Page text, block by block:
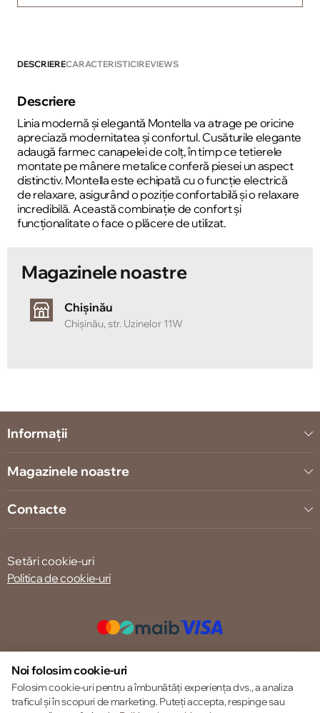
DESCRIERECARACTERISTICIREVIEWS
Descriere
Linia modernă și elegantă Montella va atrage pe oricine
apreciază modernitatea și confortul. Cusăturile elegante
adaugă farmec canapelei de colț, în timp ce tetierele
montate pe mânere metalice conferă piesei un aspect
distinctiv. Montella este echipată cu o funcție electrică
de relaxare, asigurând o poziție confortabilă și o relaxare
incredibilă. Această combinație de confort și
funcționalitate o face o plăcere de utilizat.
Magazinele noastre
Chișinău
Chișinău, str. Uzinelor 11W
Informații
Magazinele noastre
Contacte
Setări cookie-uri
Politica de cookie-uri
© 2013 – 2026 ECOM
Noi folosim cookie-uri
Folosim cookie-uri pentru a îmbunătăți experiența dvs., a analiza
traficul și în scopuri de marketing. Puteți accepta, respinge sau